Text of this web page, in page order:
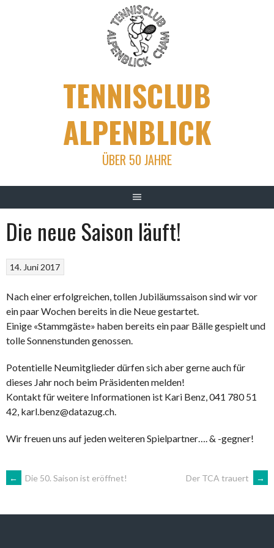
TENNISCLUB
ALPENBLICK
ÜBER 50 JAHRE
Die neue Saison läuft!
14. Juni 2017
Nach einer erfolgreichen, tollen Jubiläumssaison sind wir vor
ein paar Wochen bereits in die Neue gestartet.
Einige «Stammgäste» haben bereits ein paar Bälle gespielt und
tolle Sonnenstunden genossen.
Potentielle Neumitglieder dürfen sich aber gerne auch für
dieses Jahr noch beim Präsidenten melden!
Kontakt für weitere Informationen ist Kari Benz, 041 780 51
42, karl.benz@datazug.ch.
Wir freuen uns auf jeden weiteren Spielpartner…. & -gegner!
POST
NAVIGATION
← Die 50. Saison ist eröffnet! Der TCA trauert →